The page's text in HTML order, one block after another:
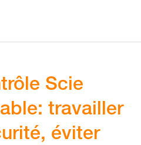
Scie
travailler
éviter